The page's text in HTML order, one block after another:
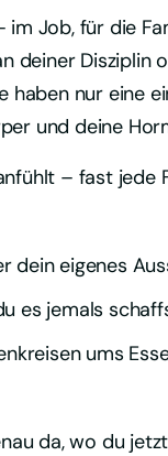
im Job, für die
deiner Disziplin
haben nur eine
und deine
– fast jede
dein eigenes
es jemals
ums
da, wo du